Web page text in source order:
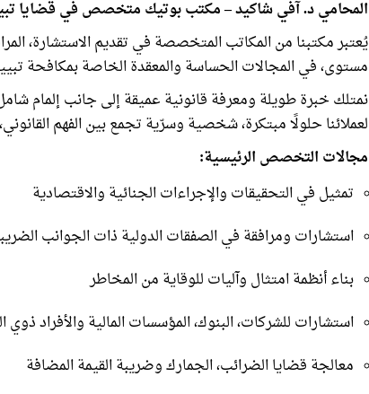
المحامي د. آفي شاكيد – مكتب بوتيك متخصص في قضايا
يُعتبر مكتبنا من المكاتب المتخصصة في تقديم الاستشارة،
مستوى، في المجالات الحساسة والمعقدة الخاصة بمكافحة
نمتلك خبرة طويلة ومعرفة قانونية عميقة إلى جانب إلمام
لعملائنا حلولًا مبتكرة، شخصية وسرّية تجمع بين الفهم
مجالات التخصص الرئيسية:
تمثيل في التحقيقات والإجراءات الجنائية والاقتصادية
استشارات ومرافقة في الصفقات الدولية ذات الجوانب
بناء أنظمة امتثال وآليات للوقاية من المخاطر
استشارات للشركات، البنوك، المؤسسات المالية والأفراد ذوي
معالجة قضايا الضرائب، الجمارك وضريبة القيمة المضافة